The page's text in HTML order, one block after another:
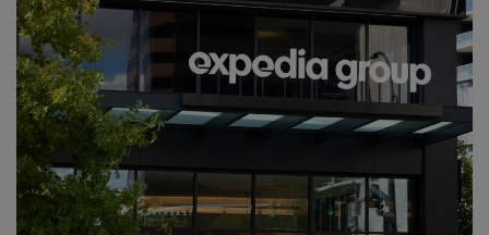
Expedia Group hat nach einem starken zweiten Quartal
ihre Jahresprognose angehoben. Das Unternehmen
meldet zweistellige Zuwächse bei Bruttobuchungen
und Umsatz sowie ein deutliches Wachstum im B2B-
Geschäft.
Weiterlesen